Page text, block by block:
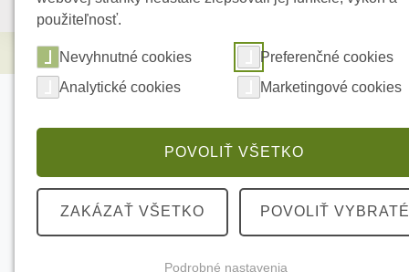
KAMEROVÉ SYSTÉMY ZABEZPEČOVACIE SYSTÉMY
Zabezpečovacie systémy AJAX DIN
použiteľnosť.
Nevyhnutné cookies
Preferenčné cookies
Analytické cookies
Marketingové cookies
POVOLIŤ VŠETKO
ZAKÁZAŤ VŠETKO POVOLIŤ VYBRATÉ
Podrobné nastavenia